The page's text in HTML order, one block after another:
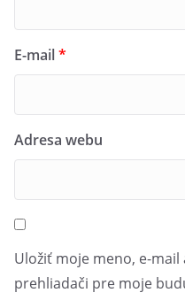
E-mail*
Adresa webu
Uložiť moje meno, e-
prehliadači pre moje